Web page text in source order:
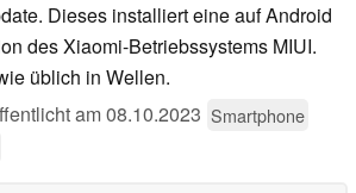
Dieses installiert eine auf Android
des Xiaomi-Betriebssystems MIUI.
üblich in Wellen.
am08.10.2023 Smartphone